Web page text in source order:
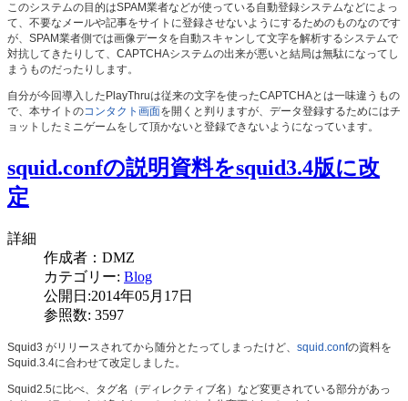
このシステムの目的はSPAM業者などが使っている自動登録システムなどによっ
て、不要なメールや記事をサイトに登録させないようにするためのものなのです
が、SPAM業者側では画像データを自動スキャンして文字を解析するシステムで
対抗してきたりして、CAPTCHAシステムの出来が悪いと結局は無駄になってし
まうものだったりします。
自分が今回導入したPlayThruは従来の文字を使ったCAPTCHAとは一味違うもの
で、本サイトのコンタクト画面を開くと判りますが、データ登録するためにはチ
ョットしたミニゲームをして頂かないと登録できないようになっています。
squid.confの説明資料をsquid3.4版に改
定
詳細
作成者： DMZ
カテゴリー: Blog
公開日:2014年05月17日
参照数: 3597
Squid3 がリリースされてから随分とたってしまったけど、 squid.confの資料を
Squid.3.4に合わせて改定しました。
Squid2.5に比べ、タグ名（ディレクティブ名）など変更されている部分があっ